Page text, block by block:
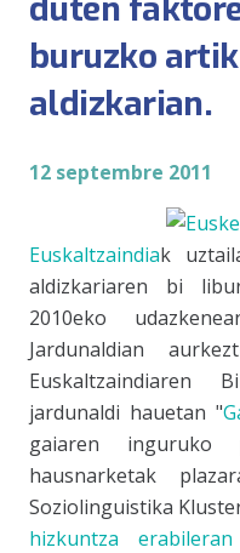
duten
buruzko
aldizkarian.
12 septembre 2011
Euskaltzaindiak
aldizkariaren bi
2010eko
Jardunaldian
Euskaltzaindiaren
jardunaldi hauetan "
gaiaren inguruko
hausnarketak
Soziolinguistika
hizkuntza